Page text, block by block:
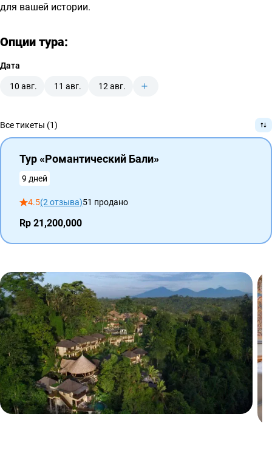
для вашей истории.
Опции тура:
Дата
10 авг. 11 авг. 12 авг.
Все тикеты (1)
Тур «Романтический Бали»
9 дней
4.5(2 отзыва)51 продано
Rp 21,200,000